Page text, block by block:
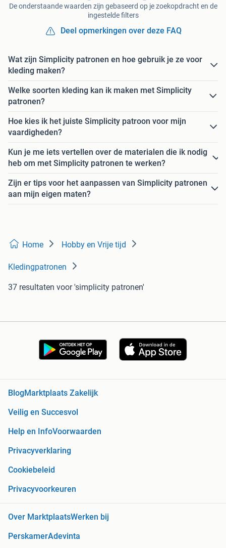
De onderstaande waarden zijn gebaseerd op je zoekopdracht en de
ingestelde filters
Deel opmerkingen over deze FAQ
Wat zijn Simplicity patronen en hoe gebruik je ze voor
kleding maken?
Welke soorten kleding kan ik maken met Simplicity
patronen?
Hoe kies ik het juiste Simplicity patroon voor mijn
vaardigheden?
Kun je me iets vertellen over de materialen die ik nodig
heb om met Simplicity patronen te werken?
Zijn er tips voor het aanpassen van Simplicity patronen
aan mijn eigen maten?
Home Hobby en Vrije tijd
Kledingpatronen
37 resultaten voor 'simplicity patronen'
Blog Marktplaats Zakelijk
Veilig en Succesvol
Help en InfoVoorwaarden
Privacyverklaring
Cookiebeleid
Privacyvoorkeuren
Over MarktplaatsWerken bij
PerskamerAdevinta